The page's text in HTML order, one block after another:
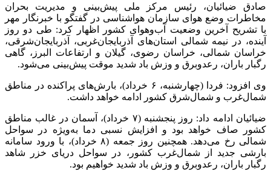
صادق ضیائیان، رئیس مرکز ملی پیش‌بینی و مدیریت بحران
مخاطرات وضع هوای سازمان هواشناسی در گفتگو با خبرنگار مهر
با تشریح آخرین وضعیت آب‌وهوای کشور اظهار کرد: طی دو روز
آینده، در نیمه شمالی استان‌های آذربایجان‌غربی، آذربایجان‌شرقی،
خراسان شمالی، خراسان رضوی، گیلان و ارتفاعات البرز، گاهی
رگبار باران، رعدوبرق و وزش باد شدید موقت پیش‌بینی می‌شود.
وی افزود: فردا (چهارشنبه، ۶ خرداد)، بارش‌های پراکنده در مناطق
شمال‌غرب و شمال‌شرق کشور ادامه خواهد داشت.
ضیائیان ادامه داد: روز پنجشنبه (۷ خرداد)، آسمان در غالب مناطق
کشور صاف خواهد بود و افزایش نسبی دما به‌ویژه در سواحل
شمالی رخ می‌دهد. همچنین روز جمعه (۸ خرداد)، با ورود سامانه
بارشی جدید از شمال‌غرب کشور، در سواحل دریای خزر شاهد
رگبار باران، رعدوبرق و وزش باد شدید خواهیم بود.